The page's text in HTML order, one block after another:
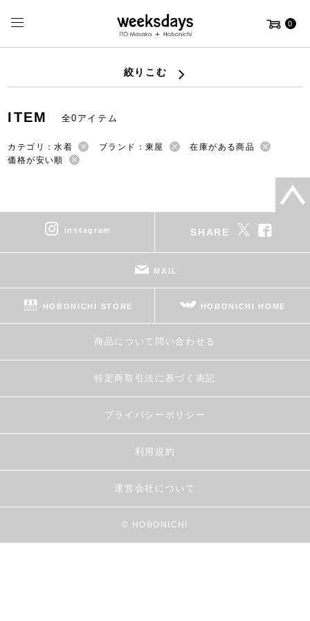
0
絞りこむ
ITEM 全0アイテム
カテゴリ：水着 ブランド：東屋
在庫がある商品
価格が安い順
instagram SHARE
MAIL
HOBONICHI STORE HOBONICHI HOME
商品について問い合わせる
特定商取引法に基づく表記
プライバシーポリシー
利用規約
運営会社について
© HOBONICHI